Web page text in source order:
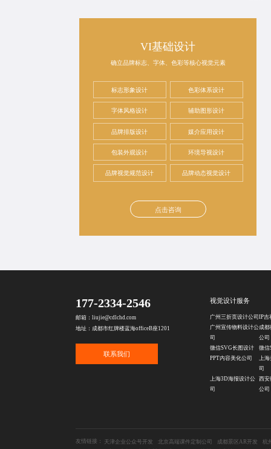
VI基础设计
确立品牌标志、字体、色彩等核心视觉元素
标志形象设计 色彩体系设计
字体风格设计 辅助图形设计
品牌排版设计 媒介应用设计
包装外观设计 环境导视设计
品牌视觉规范设计 品牌动态视觉设计
点击咨询
177-2334-2546
邮箱：liujie@cdlchd.com
地址：成都市红牌楼蓝海officeB座1201
联系我们
视觉设计服务
广州三折页设计公司 IP吉
广州宣传物料设计公
司
成
公司
微信SVG长图设计
微信
PPT内容美化公司
上
司
上海3D海报设计公
司
西安
公司
友情链接： 天津企业公众号开发 北京高端课件定制公司 成都景区AR开发
杭